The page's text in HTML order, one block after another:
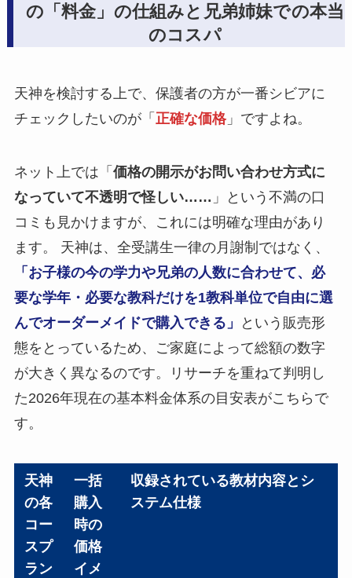
の「料金」の仕組みと兄弟姉妹での本当
のコスパ
天神を検討する上で、保護者の方が一番シビアに
チェックしたいのが「 正確な価格」ですよね。
ネット上では「 価格の開示がお問い合わせ方式に
なっていて不透明で怪しい…… 」という不満の口
コミも見かけますが、これには明確な理由があり
ます。 天神は、全受講生一律の月謝制ではなく、
「お子様の今の学力や兄弟の人数に合わせて、必
要な学年・必要な教科だけを1教科単位で自由に選
んでオーダーメイドで購入できる」
という販売形
態をとっているため、ご家庭によって総額の数字
が大きく異なるのです。リサーチを重ねて判明し
た2026年現在の基本料金体系の目安表がこちらで
す。
天神
の各
コー
スプ
ラン
一括
購入
時の
価格
イメ
収録されている教材内容とシ
ステム仕様